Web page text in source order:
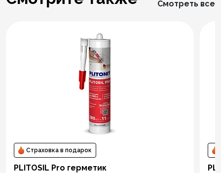
Смотреть все
Страховка в подарок
PLITOSIL Pro герметик